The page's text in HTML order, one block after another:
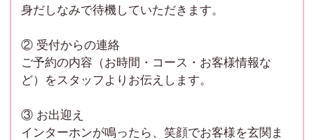
130分コース → 約110分の施術
160分コース → 約140分の施術
⑦ 施術後のシャワー
す。
身だしなみで待機していただきます。
② 受付からの連絡
ご予約の内容（お時間・コース・お客様情報な
ど）をスタッフよりお伝えします。
③ お出迎え
インターホンが鳴ったら、笑顔でお客様を玄関ま